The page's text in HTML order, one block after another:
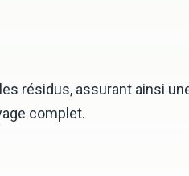
résidus, assurant ainsi
complet.